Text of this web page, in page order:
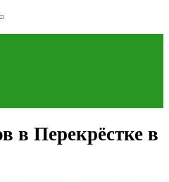
в Перекрёстке в